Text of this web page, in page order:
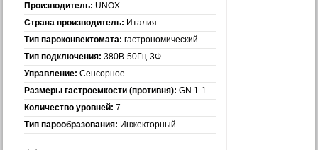
Производитель: UNOX
Страна производитель: Италия
Тип пароконвектомата: гастрономический
Тип подключения: 380В-50Гц-3Ф
Управление: Сенсорное
Размеры гастроемкости (противня): GN 1-1
Количество уровней: 7
Тип парообразования: Инжекторный